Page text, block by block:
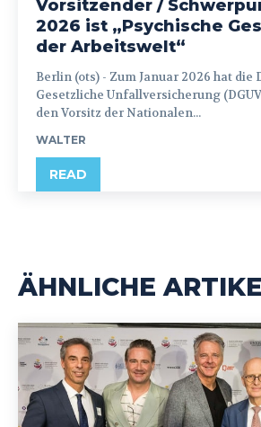
Vorsitzender /
2026 ist „Psychische
der Arbeitswelt“
Berlin (ots) - Zum Januar 2026 hat die Deutsche
Gesetzliche Unfallversicherung
den Vorsitz der Nationalen...
WALTER
READ
ÄHNLICHE